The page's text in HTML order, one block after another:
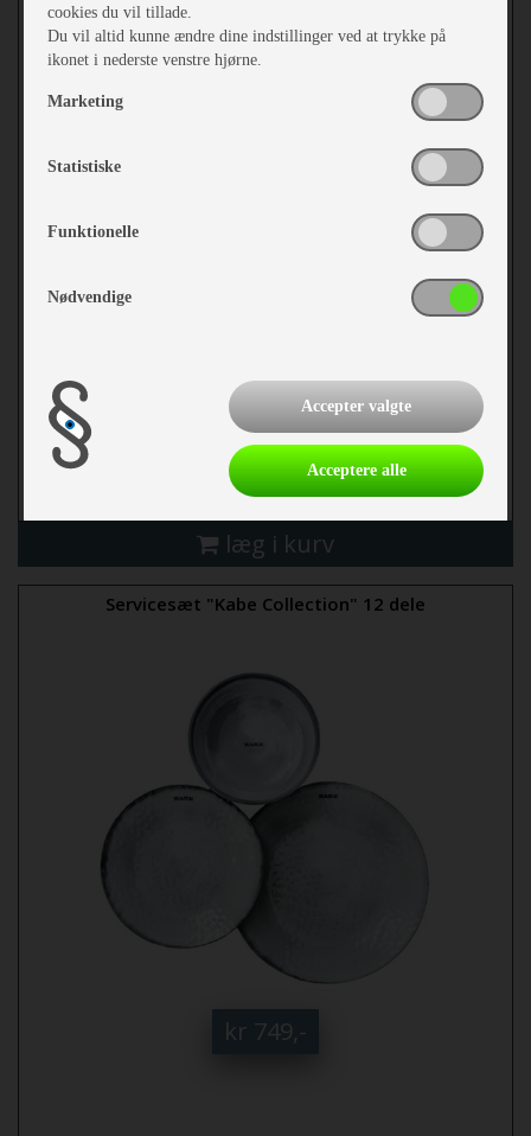
kr 95,-
mere
læg i kurv
Servicesæt "Kabe Collection" 12 dele
kr 749,-
cookies du vil tillade.
Du vil altid kunne ændre dine indstillinger ved at trykke på
ikonet i nederste venstre hjørne.
Marketing
Statistiske
Funktionelle
Nødvendige
Accepter valgte
Acceptere alle